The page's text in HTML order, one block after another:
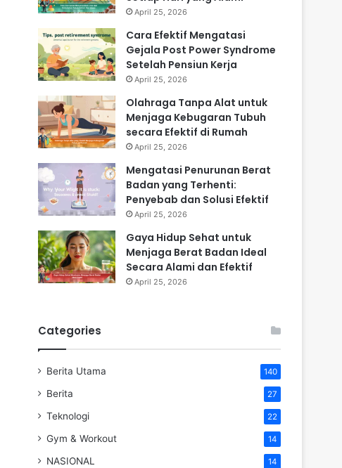
April 25, 2026
Cara Efektif Mengatasi
Gejala Post Power Syndrome
Setelah Pensiun Kerja
April 25, 2026
Olahraga Tanpa Alat untuk
Menjaga Kebugaran Tubuh
secara Efektif di Rumah
April 25, 2026
Mengatasi Penurunan Berat
Badan yang Terhenti:
Penyebab dan Solusi Efektif
April 25, 2026
Gaya Hidup Sehat untuk
Menjaga Berat Badan Ideal
Secara Alami dan Efektif
April 25, 2026
Categories
Berita Utama 140
Berita 27
Teknologi 22
Gym & Workout 14
NASIONAL 14